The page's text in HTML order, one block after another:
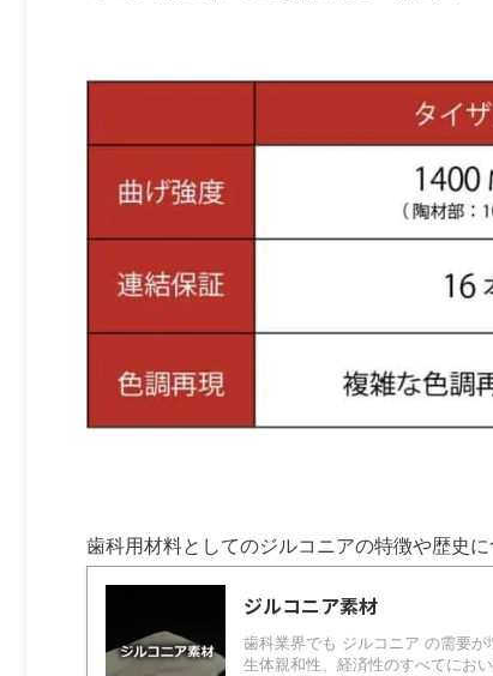
歯科用材料としてのジルコニアの特徴や歴史
ジルコニア素材
歯科業界でも ジルコニア の需要が
生体親和性、経済性のすべてにお